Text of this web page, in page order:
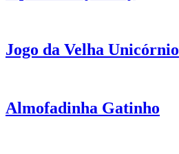
Jogo da Velha Unicórnio
Almofadinha Gatinho